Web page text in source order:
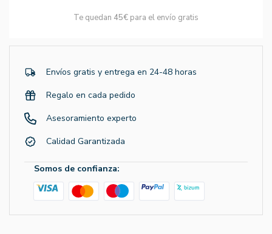
Te quedan 45€ para el envío gratis
Envíos gratis y entrega en 24-48 horas
Regalo en cada pedido
Asesoramiento experto
Calidad Garantizada
Somos de confianza: